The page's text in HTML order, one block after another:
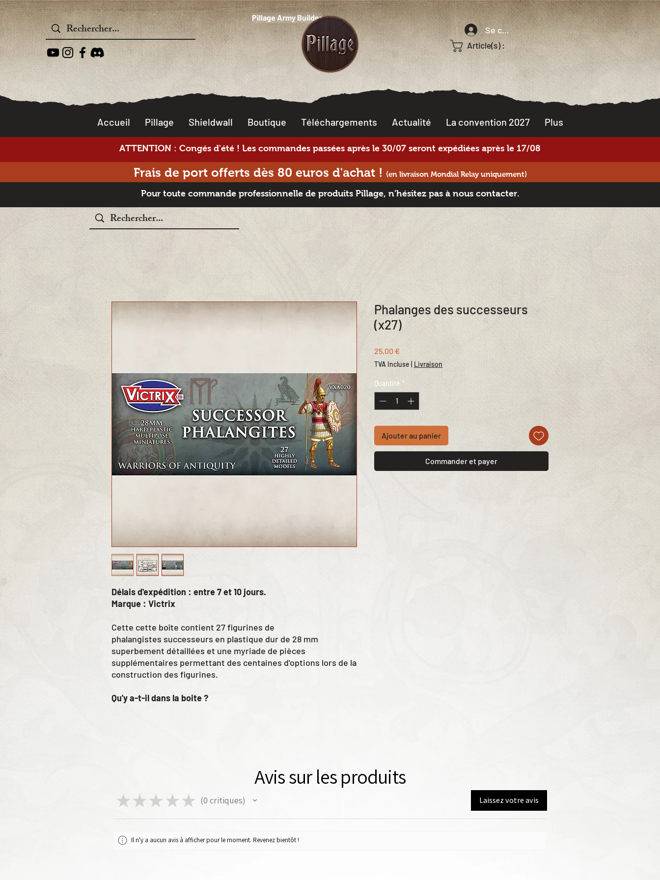
Pillage Army Builder
Se connecter
Article(s) :
Accueil Pillage Shieldwall Boutique Téléchargements Actualité La convention 2027 Plus
ATTENTION : Congés d'été ! Les commandes passées après le 30/07 seront expédiées après le 17/08
Frais de port offerts dès 80 euros d'achat ! (en livraison Mondial Relay uniquement)
Pour toute commande professionnelle de produits Pillage, n'hésitez pas à nous contacter.
Délais d'expédition : entre 7 et 10 jours.
Marque : Victrix
Cette cette boîte contient 27 figurines de
phalangistes successeurs en plastique dur de 28 mm
superbement détaillées et une myriade de pièces
supplémentaires permettant des centaines d'options lors de la
construction des figurines.
Qu'y a-t-il dans la boite ?
1 trompette
1 bannière
Figurines en plastique à assembler et à peindre.
Phalanges des successeurs
(x27)
25,00 €
TVA Incluse Livraison
Quantité *
Ajouter au panier
Commander et payer
Avis sur les produits
★ ★ ★ ★ ★ 0 critiques
0 Laissez votre avis
Il n'y a aucun avis à afficher pour le moment. Revenez bientôt !